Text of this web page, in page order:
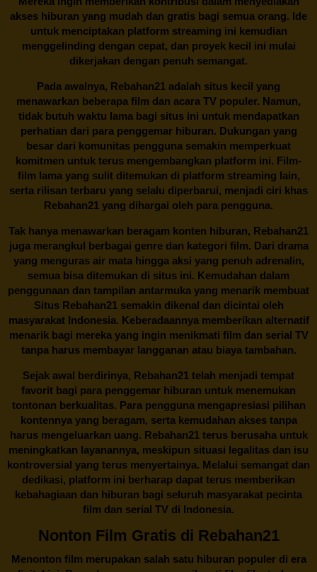
akses hiburan yang mudah dan gratis bagi semua orang. Ide
untuk menciptakan platform streaming ini kemudian
menggelinding dengan cepat, dan proyek kecil ini mulai
dikerjakan dengan penuh semangat.
Pada awalnya, Rebahan21 adalah situs kecil yang
menawarkan beberapa film dan acara TV populer. Namun,
tidak butuh waktu lama bagi situs ini untuk mendapatkan
perhatian dari para penggemar hiburan. Dukungan yang
besar dari komunitas pengguna semakin memperkuat
komitmen untuk terus mengembangkan platform ini. Film-
film lama yang sulit ditemukan di platform streaming lain,
serta rilisan terbaru yang selalu diperbarui, menjadi ciri khas
Rebahan21 yang dihargai oleh para pengguna.
Tak hanya menawarkan beragam konten hiburan, Rebahan21
juga merangkul berbagai genre dan kategori film. Dari drama
yang menguras air mata hingga aksi yang penuh adrenalin,
semua bisa ditemukan di situs ini. Kemudahan dalam
penggunaan dan tampilan antarmuka yang menarik membuat
Situs Rebahan21semakin dikenal dan dicintai oleh
masyarakat Indonesia. Keberadaannya memberikan alternatif
menarik bagi mereka yang ingin menikmati film dan serial TV
tanpa harus membayar langganan atau biaya tambahan.
Sejak awal berdirinya, Rebahan21 telah menjadi tempat
favorit bagi para penggemar hiburan untuk menemukan
tontonan berkualitas. Para pengguna mengapresiasi pilihan
kontennya yang beragam, serta kemudahan akses tanpa
harus mengeluarkan uang. Rebahan21terus berusaha untuk
meningkatkan layanannya, meskipun situasi legalitas dan isu
kontroversial yang terus menyertainya. Melalui semangat dan
dedikasi, platform ini berharap dapat terus memberikan
kebahagiaan dan hiburan bagi seluruh masyarakat pecinta
film dan serial TV di Indonesia.
Nonton Film Gratis di Rebahan21
Menonton film merupakan salah satu hiburan populer di era